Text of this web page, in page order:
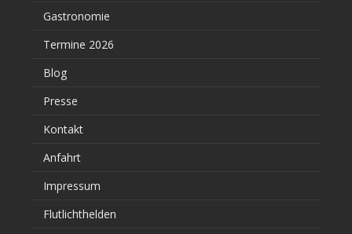
Gastronomie
Termine 2026
Blog
Presse
Kontakt
Anfahrt
Impressum
Flutlichthelden